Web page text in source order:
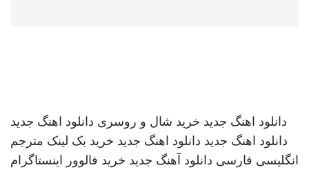
دانلود اهنگ جدید خرید شال و روسری دانلود اهنگ جدید
دانلود اهنگ جدید دانلود اهنگ جدید خرید بک لینک مترجم
انگلیسی فارسی دانلود آهنگ جدید خرید فالوور اینستاگرام